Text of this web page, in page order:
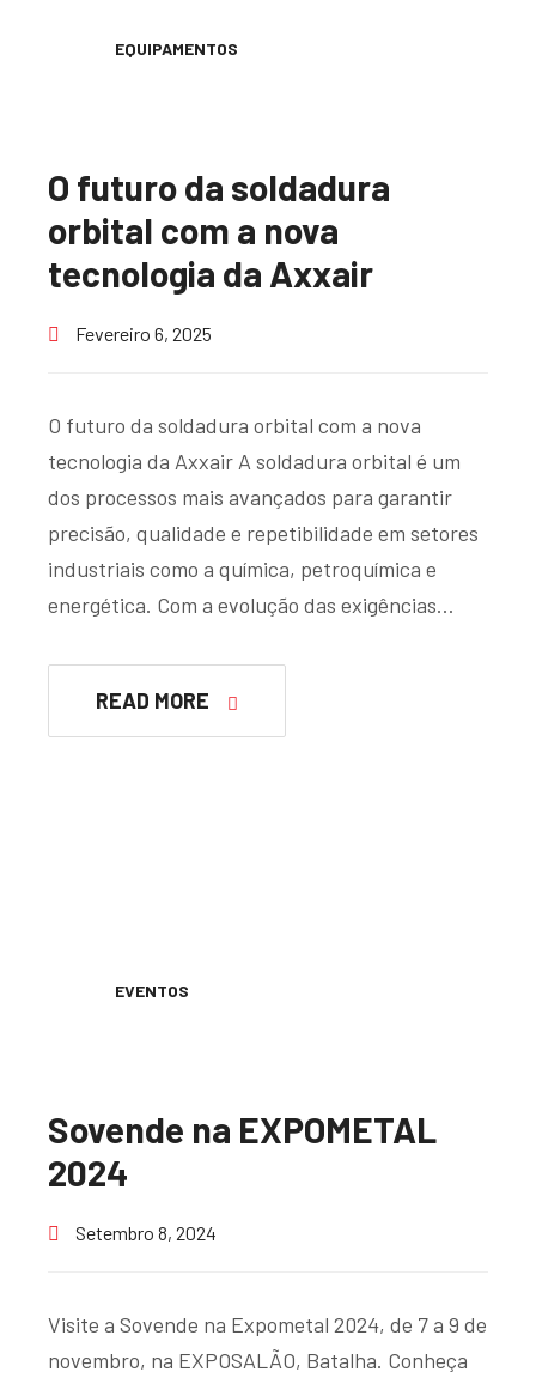
EQUIPAMENTOS
O futuro da soldadura
orbital com a nova
tecnologia da Axxair
Fevereiro 6, 2025
O futuro da soldadura orbital com a nova
tecnologia da Axxair A soldadura orbital é um
dos processos mais avançados para garantir
precisão, qualidade e repetibilidade em setores
industriais como a química, petroquímica e
energética. Com a evolução das exigências…
READ MORE
EVENTOS
Sovende na EXPOMETAL
2024
Setembro 8, 2024
Visite a Sovende na Expometal 2024, de 7 a 9 de
novembro, na EXPOSALÃO, Batalha. Conheça